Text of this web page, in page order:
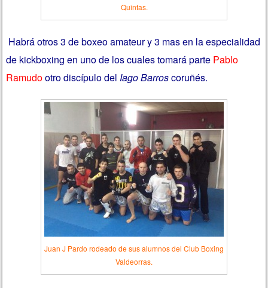
Quintas.
Habrá otros 3 de boxeo amateur y 3 mas en la especialidad
de kickboxing en uno de los cuales tomará parte Pablo
Ramudootro discípulo delIago Barroscoruñés.
Juan J Pardo rodeado de sus alumnos del Club Boxing
Valdeorras.